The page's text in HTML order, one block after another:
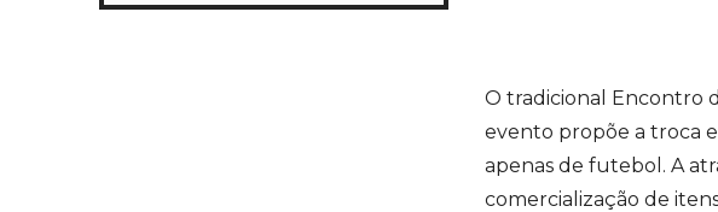
O tradicional Encontro
evento propõe a troca
apenas de futebol. A
comercialização de